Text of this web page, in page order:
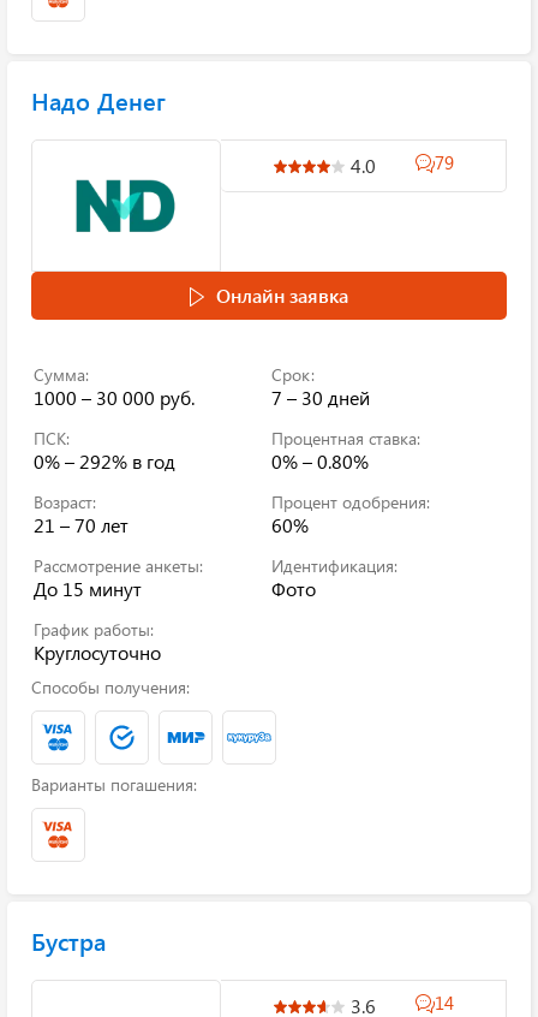
Надо Денег
4.0 79
Онлайн заявка
Сумма:
1000 – 30 000 руб.
Срок:
7 – 30 дней
ПСК:
0% – 292% в год
Процентная ставка:
0% – 0.80%
Возраст:
21 – 70 лет
Процент одобрения:
60%
Рассмотрение анкеты:
До 15 минут
Идентификация:
Фото
График работы:
Круглосуточно
Способы получения:
Варианты погашения:
Бустра
3.6 14